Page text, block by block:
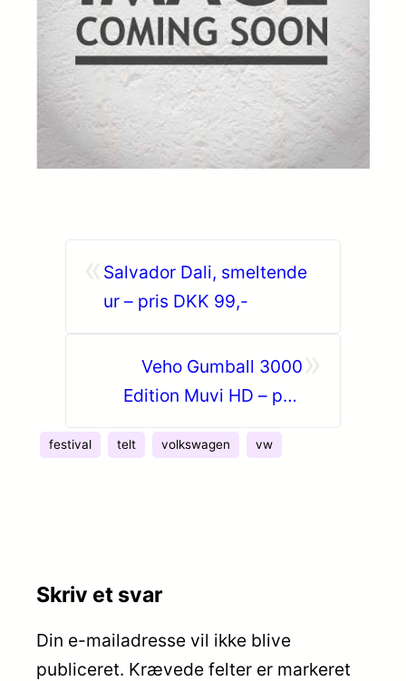
Salvador Dali, smeltende
ur – pris DKK 99,-
Veho Gumball 3000
Edition Muvi HD – pris
festival telt volkswagen vw
Skriv et svar
Din e-mailadresse vil ikke blive
publiceret. Krævede felter er markeret